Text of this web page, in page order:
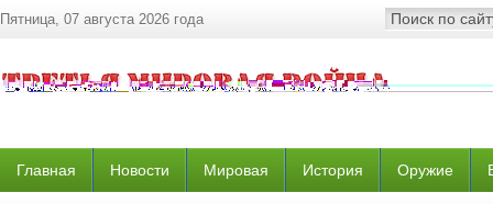
Пятница, 07 августа 2026 года
Главная Новости Мировая История Оружие